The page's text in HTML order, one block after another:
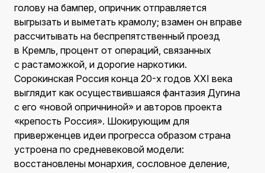
голову на бампер, опричник отправляется
выгрызать и выметать крамолу; взамен он вправе
рассчитывать на беспрепятственный проезд
в Кремль, процент от операций, связанных
с растаможкой, и дорогие наркотики.
Сорокинская Россия конца 20-х годов XXI века
выглядит как осуществившаяся фантазия Дугина
с его «новой опричниной» и авторов проекта
«крепость Россия». Шокирующим для
приверженцев идеи прогресса образом страна
устроена по средневековой модели:
восстановлены монархия, сословное деление,